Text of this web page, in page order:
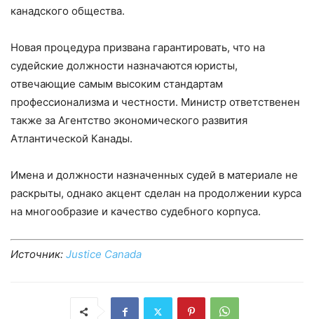
канадского общества.
Новая процедура призвана гарантировать, что на
судейские должности назначаются юристы,
отвечающие самым высоким стандартам
профессионализма и честности. Министр ответственен
также за Агентство экономического развития
Атлантической Канады.
Имена и должности назначенных судей в материале не
раскрыты, однако акцент сделан на продолжении курса
на многообразие и качество судебного корпуса.
Источник: Justice Canada